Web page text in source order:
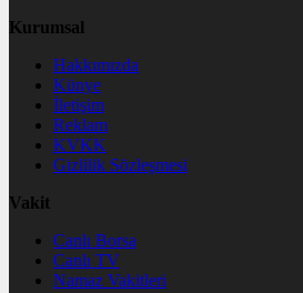
Kurumsal
Hakkımızda
Künye
İletişim
Reklam
KVKK
Gizlilik Sözleşmesi
Vakit
Canlı Borsa
Canlı TV
Namaz Vakitleri